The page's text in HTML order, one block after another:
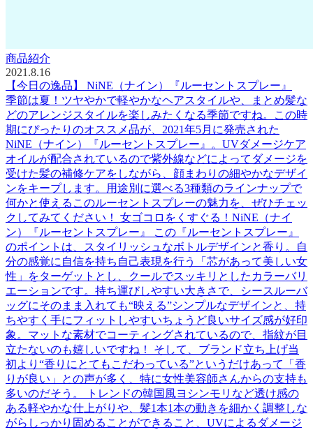
商品紹介
2021.8.16
【今日の逸品】 NiNE（ナイン）『ルーセントスプレー』
季節は夏！ツヤやかで軽やかなヘアスタイルや、まとめ髪な
どのアレンジスタイルを楽しみたくなる季節ですね。この時
期にぴったりのオススメ品が、2021年5月に発売された
NiNE（ナイン）『ルーセントスプレー』。UVダメージケア
オイルが配合されているので紫外線などによってダメージを
受けた髪の補修ケアをしながら、顔まわりの細やかなデザイ
ンをキープします。用途別に選べる3種類のラインナップで
何かと使えるこのルーセントスプレーの魅力を、ぜひチェッ
クしてみてください！ 女ゴコロをくすぐる！NiNE（ナイ
ン）『ルーセントスプレー』 この『ルーセントスプレー』
のポイントは、スタイリッシュなボトルデザインと香り。自
分の感覚に自信を持ち自己表現を行う「芯があって美しい女
性」をターゲットとし、クールでスッキリとしたカラーバリ
エーションです。持ち運びしやすい大きさで、シースルーバ
ッグにそのまま入れても“映える”シンプルなデザインと、持
ちやすく手にフィットしやすいちょうど良いサイズ感が好印
象。マットな素材でコーティングされているので、指紋が目
立たないのも嬉しいですね！ そして、ブランド立ち上げ当
初より“香りにとてもこだわっている”というだけあって「香
りが良い」との声が多く、特に女性美容師さんからの支持も
多いのだそう。 トレンドの韓国風ヨシンモリなど透け感の
ある軽やかな仕上がりや、髪1本1本の動きを細かく調整しな
がらしっかり固めることができること、UVによるダメージ